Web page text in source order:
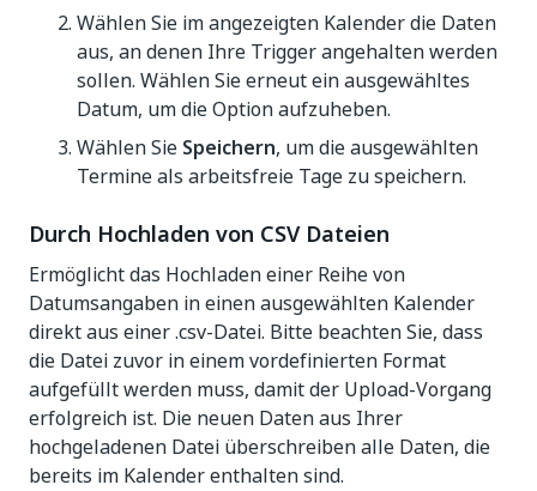
Wählen Sie im angezeigten Kalender die Daten
aus, an denen Ihre Trigger angehalten werden
sollen. Wählen Sie erneut ein ausgewähltes
Datum, um die Option aufzuheben.
Wählen Sie Speichern, um die ausgewählten
Termine als arbeitsfreie Tage zu speichern.
Durch Hochladen von CSV Dateien
Ermöglicht das Hochladen einer Reihe von
Datumsangaben in einen ausgewählten Kalender
direkt aus einer .csv-Datei. Bitte beachten Sie, dass
die Datei zuvor in einem vordefinierten Format
aufgefüllt werden muss, damit der Upload-Vorgang
erfolgreich ist. Die neuen Daten aus Ihrer
hochgeladenen Datei überschreiben alle Daten, die
bereits im Kalender enthalten sind.